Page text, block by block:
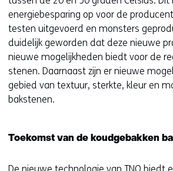
energiebesparing op voor de
testen uitgevoerd en monsters
duidelijk geworden dat deze nieuwe
nieuwe mogelijkheden biedt voor de
stenen. Daarnaast zijn er nieuwe
gebied van textuur, sterkte, kleur en
bakstenen.
Toekomst van de koudgebakken